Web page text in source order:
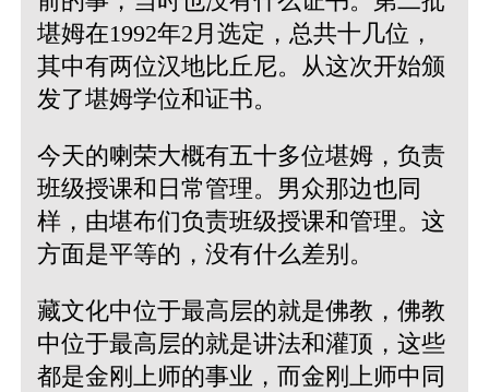
堪姆在1992年2月选定，总共十几位，
其中有两位汉地比丘尼。从这次开始颁
发了堪姆学位和证书。
今天的喇荣大概有五十多位堪姆，负责
班级授课和日常管理。男众那边也同
样，由堪布们负责班级授课和管理。这
方面是平等的，没有什么差别。
藏文化中位于最高层的就是佛教，佛教
中位于最高层的就是讲法和灌顶，这些
都是金刚上师的事业，而金刚上师中同